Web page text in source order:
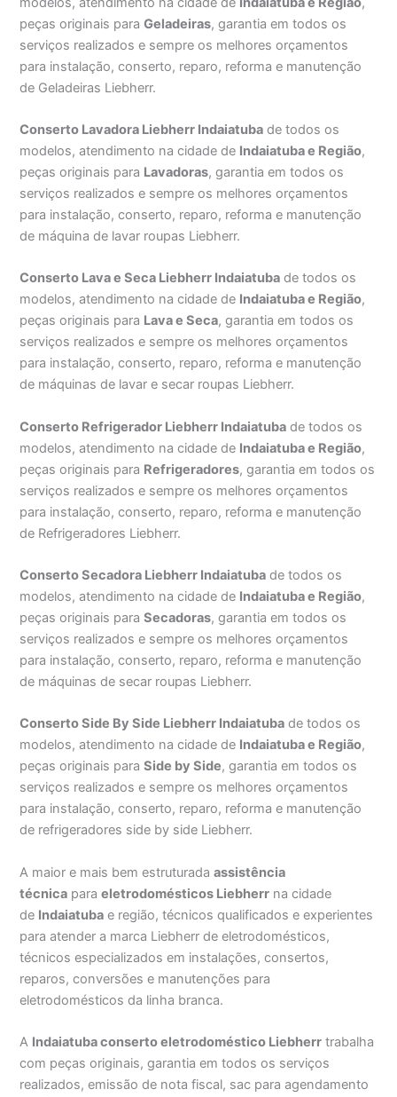
peças originais paraGeladeiras, garantia em todos os
serviços realizados e sempre os melhores orçamentos
para instalação, conserto, reparo, reforma e manutenção
de Geladeiras Liebherr.
Conserto Lavadora Liebherr Indaiatuba de todos os
modelos, atendimento na cidade de Indaiatuba e Região,
peças originais para Lavadoras, garantia em todos os
serviços realizados e sempre os melhores orçamentos
para instalação, conserto, reparo, reforma e manutenção
de máquina de lavar roupas Liebherr.
Conserto Lava e Seca Liebherr Indaiatuba de todos os
modelos, atendimento na cidade de Indaiatuba e Região,
peças originais para Lava e Seca, garantia em todos os
serviços realizados e sempre os melhores orçamentos
para instalação, conserto, reparo, reforma e manutenção
de máquinas de lavar e secar roupas Liebherr.
Conserto Refrigerador Liebherr Indaiatuba de todos os
modelos, atendimento na cidade de Indaiatuba e Região,
peças originais para Refrigeradores, garantia em todos os
serviços realizados e sempre os melhores orçamentos
para instalação, conserto, reparo, reforma e manutenção
de Refrigeradores Liebherr.
Conserto Secadora Liebherr Indaiatuba de todos os
modelos, atendimento na cidade de Indaiatuba e Região,
peças originais paraSecadoras, garantia em todos os
serviços realizados e sempre os melhores orçamentos
para instalação, conserto, reparo, reforma e manutenção
de máquinas de secar roupas Liebherr.
Conserto Side By Side Liebherr Indaiatuba de todos os
modelos, atendimento na cidade de Indaiatuba e Região,
peças originais paraSide by Side, garantia em todos os
serviços realizados e sempre os melhores orçamentos
para instalação, conserto, reparo, reforma e manutenção
de refrigeradores side by side Liebherr.
A maior e mais bem estruturadaassistência
técnica paraeletrodomésticos Liebherr na cidade
de Indaiatuba e região, técnicos qualificados e experientes
para atender a marca Liebherr de eletrodomésticos,
técnicos especializados em instalações, consertos,
reparos, conversões e manutenções para
eletrodomésticos da linha branca.
A Indaiatuba conserto eletrodoméstico Liebherr trabalha
com peças originais, garantia em todos os serviços
realizados, emissão de nota fiscal, sac para agendamento